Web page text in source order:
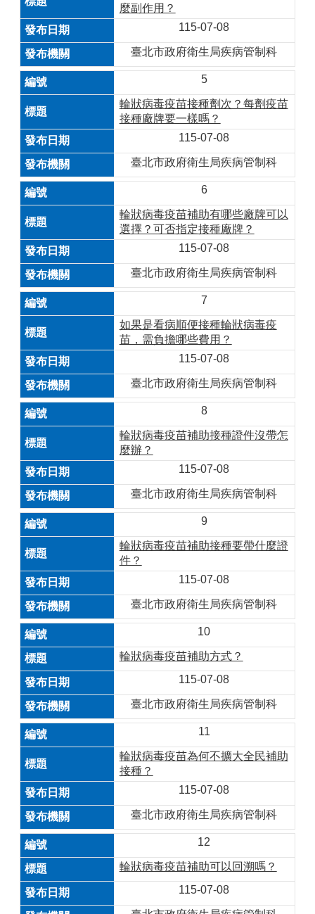
麼副作用？
115-07-08
臺北市政府衛生局疾病管制科
5
輪狀病毒疫苗接種劑次？每劑疫苗
接種廠牌要一樣嗎？
115-07-08
臺北市政府衛生局疾病管制科
6
輪狀病毒疫苗補助有哪些廠牌可以
選擇？可否指定接種廠牌？
115-07-08
臺北市政府衛生局疾病管制科
7
如果是看病順便接種輪狀病毒疫
苗，需負擔哪些費用？
115-07-08
臺北市政府衛生局疾病管制科
8
輪狀病毒疫苗補助接種證件沒帶怎
麼辦？
115-07-08
臺北市政府衛生局疾病管制科
9
輪狀病毒疫苗補助接種要帶什麼證
件？
115-07-08
臺北市政府衛生局疾病管制科
10
輪狀病毒疫苗補助方式？
115-07-08
臺北市政府衛生局疾病管制科
11
輪狀病毒疫苗為何不擴大全民補助
接種？
115-07-08
臺北市政府衛生局疾病管制科
12
輪狀病毒疫苗補助可以回溯嗎？
115-07-08